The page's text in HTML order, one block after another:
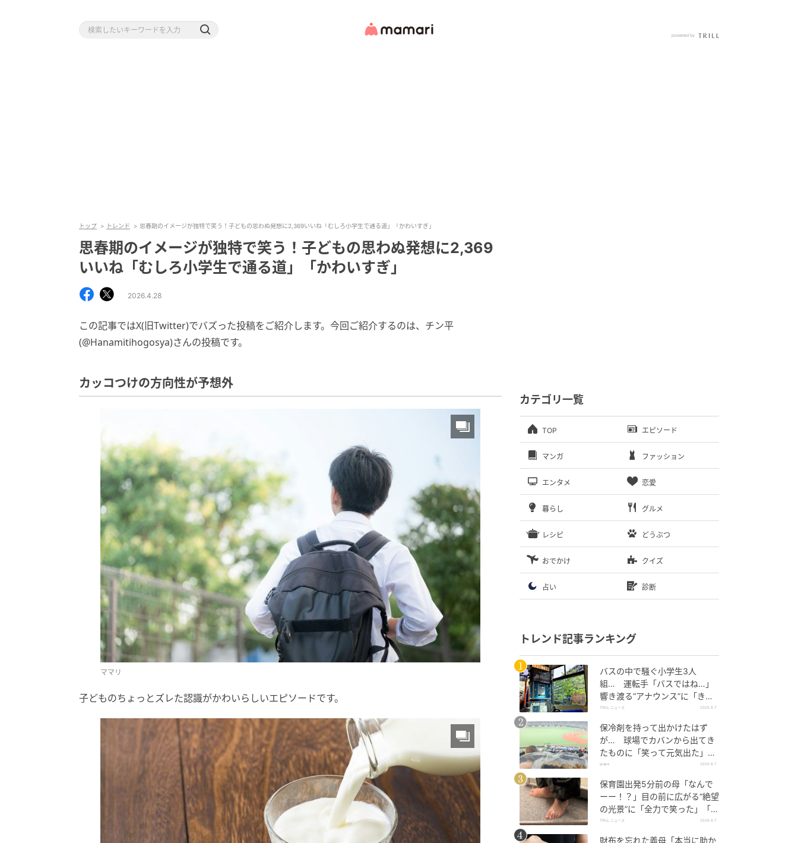
トップ トレンド 思春期のイメージが独特で笑う！子どもの思わぬ発想に2,369いいね「むしろ小学生で通る道」「かわいすぎ」
思春期のイメージが独特で笑う！子どもの思わぬ発想に2,369
いいね「むしろ小学生で通る道」「かわいすぎ」
2026.4.28
この記事ではX(旧Twitter)でバズった投稿をご紹介します。今回ご紹介するのは、チン平
(@Hanamitihogosya)さんの投稿です。
カッコつけの方向性が予想外
ママリ
子どものちょっとズレた認識がかわいらしいエピソードです。
カテゴリ一覧
TOP エピソード
マンガ ファッション
エンタメ 恋愛
暮らし グルメ
レシピ どうぶつ
おでかけ クイズ
占い 診断
トレンド記事ランキング
バスの中で騒ぐ小学生3人
組… 運転手「バスではね…」
響き渡る“アナウンス”に「きっ
といい経験になった」
TRILL ニュース 2026.8.7
保冷剤を持って出かけたはず
が… 球場でカバンから出てき
たものに「笑って元気出た」
「そんなことある？」の声
grape 2026.8.7
保育園出発5分前の母「なんで
ーー！？」目の前に広がる“絶望
の光景”に「全力で笑った」「本
当にお疲れさまです」
TRILL ニュース 2026.8.7
財布を忘れた義母「本当に助か